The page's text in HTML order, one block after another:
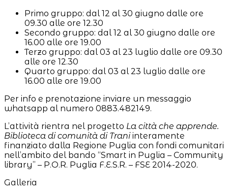
Primo gruppo: dal 12 al 30 giugno dalle ore
09.30 alle ore 12.30
Secondo gruppo: dal 12 al 30 giugno dalle ore
16.00 alle ore 19.00
Terzo gruppo: dal 03 al 23 luglio dalle ore 09.30
alle ore 12.30
Quarto gruppo: dal 03 al 23 luglio dalle ore
16.00 alle ore 19.00
Per info e prenotazione inviare un messaggio
whatsapp al numero 0883.482149.
L’attività rientra nel progetto La città che apprende.
Biblioteca di comunità di Traniinteramente
finanziato dalla Regione Puglia con fondi comunitari
nell’ambito del bando “Smart in Puglia – Community
library” – P.O.R. Puglia F.E.S.R. – FSE 2014-2020.
Galleria